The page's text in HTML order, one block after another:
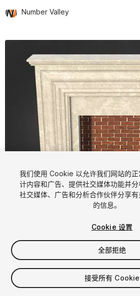
Number Valley
1 /5
$5.99
我们使用 Cookie 以允许我们网站的
计内容和广告、提供社交媒体功能并
社交媒体、广告和分析合作伙伴分享
的信息。
Cookie 设置
全部拒绝
接受所有 Cookie